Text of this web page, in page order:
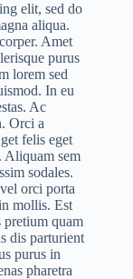
elit, sed do
aliqua.
Amet
purus
lorem sed
In eu
Ac
Orci a
felis eget
Aliquam sem
sodales.
orci porta
mollis. Est
pretium quam
dis parturient
purus in
pharetra